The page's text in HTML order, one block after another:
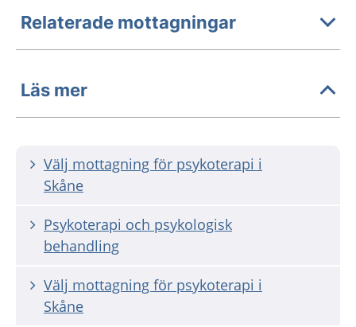
Relaterade mottagningar
Läs mer
Välj mottagning för psykoterapi i
Skåne
Psykoterapi och psykologisk
behandling
Välj mottagning för psykoterapi i
Skåne